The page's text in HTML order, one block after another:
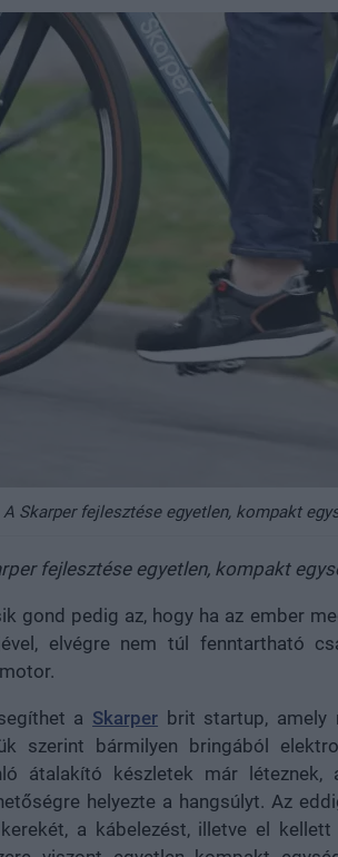
A Skarper fejlesztése egyetlen, kompakt
fejlesztése egyetlen, kompakt
gond pedig az, hogy ha az ember
elvégre nem túl fenntartható
a Skarper brit startup, amely
szerint bármilyen bringából
átalakító készletek már
helyezte a hangsúlyt. Az
a kábelezést, illetve el